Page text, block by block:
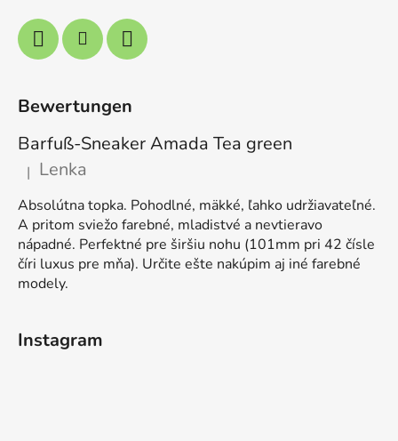
Bewertungen
Barfuß-Sneaker Amada Tea green
Die Produktbewertung beträgt 5 von 5 Sternen.
| Lenka
Absolútna topka. Pohodlné, mäkké, ľahko udržiavateľné.
A pritom sviežo farebné, mladistvé a nevtieravo
nápadné. Perfektné pre širšiu nohu (101mm pri 42 čísle
číri luxus pre mňa). Určite ešte nakúpim aj iné farebné
modely.
Instagram